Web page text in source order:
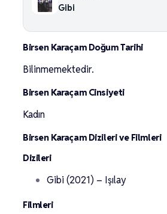
Gibi
Birsen Karaçam Doğum Tarihi
Bilinmemektedir.
Birsen Karaçam Cinsiyeti
Kadın
Birsen Karaçam Dizileri ve Filmleri
Dizileri
Gibi (2021) – Işılay
Filmleri